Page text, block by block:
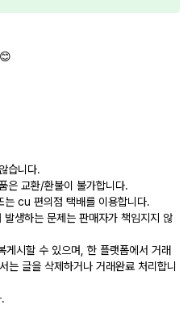
습니다.
은 교환/환불이 불가합니다.
cu 편의점 택배를 이용합니다.
생하는 문제는 판매자가 책임지지 않
시할 수 있으며, 한 플랫폼에서 거래
는 글을 삭제하거나 거래완료 처리합니